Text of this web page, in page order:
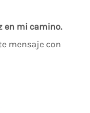
en mi camino.
mensaje con